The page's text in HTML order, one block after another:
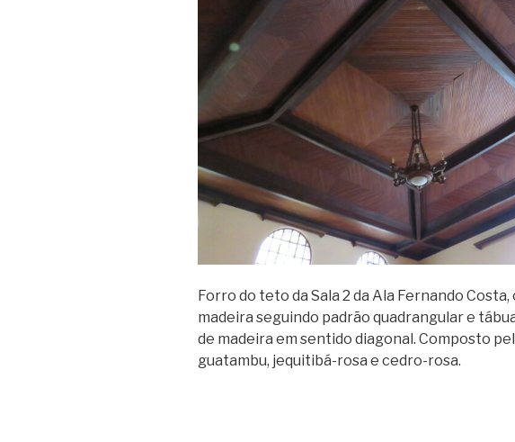
Forro do teto da Sala 2 da Ala Fernando Costa,
madeira seguindo padrão quadrangular e
de madeira em sentido diagonal. Composto
guatambu, jequitibá-rosa e cedro-rosa.